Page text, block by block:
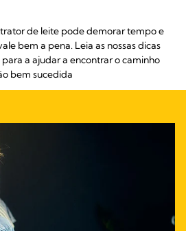
de leite pode demorar tempo e
bem a pena. Leia as nossas dicas
a ajudar a encontrar o caminho
bem sucedida